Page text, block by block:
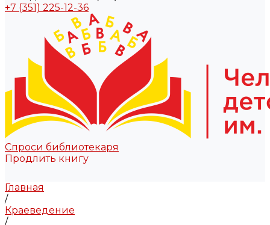
+7 (351) 225-12-36
Спроси библиотекаря
Продлить книгу
Главная
/
Краеведение
/